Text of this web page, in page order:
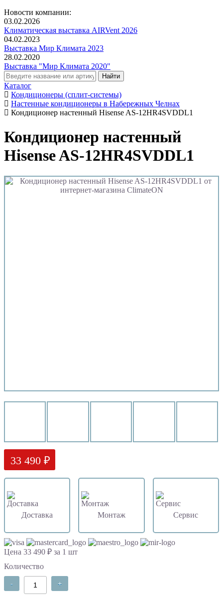
Новости компании:
03.02.2026
Климатическая выставка AIRVent 2026
04.02.2023
Выставка Мир Климата 2023
28.02.2020
Выставка "Мир Климата 2020"
Каталог
Кондиционеры (сплит-системы)
Настенные кондиционеры в Набережных Челнах
Кондиционер настенный Hisense AS-12HR4SVDDL1
Кондиционер настенный
Hisense AS-12HR4SVDDL1
33 490 ₽
Доставка Монтаж Сервис
Цена 33 490 ₽ за 1 шт
Количество
- +